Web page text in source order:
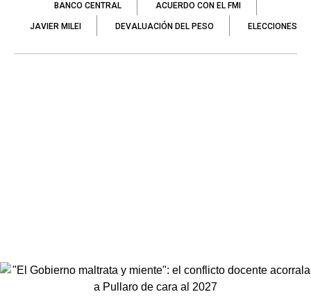
BANCO CENTRAL ACUERDO CON EL FMI
JAVIER MILEI DEVALUACIÓN DEL PESO ELECCIONES